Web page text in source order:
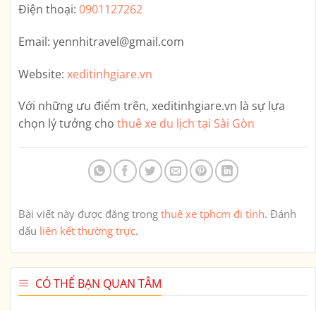
Điện thoại: 0901127262
Email: yennhitravel@gmail.com
Website: xeditinhgiare.vn
Với những ưu điểm trên, xeditinhgiare.vn là sự lựa
chọn lý tưởng cho thuê xe du lịch tại Sài Gòn
Bài viết này được đăng trong thuê xe tphcm đi tỉnh. Đánh
dấu liên kết thường trực.
CÓ THỂ BẠN QUAN TÂM